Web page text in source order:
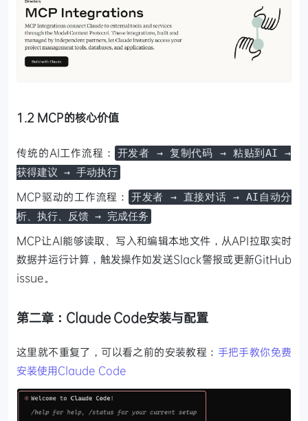
1.2 MCP的核心价值
传统的AI工作流程：
开发者 → 复制代码 → 粘贴到AI →
获得建议 → 手动执行
MCP驱动的工作流程：
开发者 → 直接对话 → AI自动分
析、执行、反馈 → 完成任务
MCP让AI能够读取、写入和编辑本地文件，从API拉取实时
数据并运行计算，触发操作如发送Slack警报或更新GitHub
issue。
第二章：Claude Code安装与配置
这里就不重复了，可以看之前的安装教程： 手把手教你免费
安装使用Claude Code